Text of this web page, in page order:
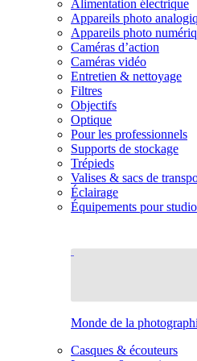
Alimentation électrique
Appareils photo
Appareils photo
Caméras d’action
Caméras vidéo
Entretien & nettoyage
Filtres
Objectifs
Optique
Pour les professionnels
Supports de stockage
Trépieds
Valises & sacs de
Éclairage
Équipements pour
Monde de la
Casques & écouteurs